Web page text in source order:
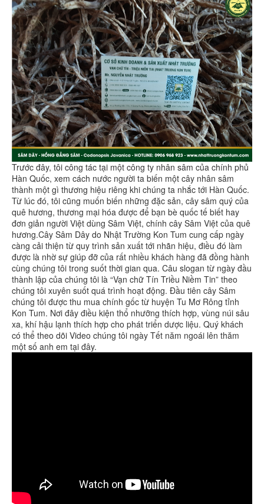
Trước đây, tôi công tác tại một công ty nhân sâm của chính phủ
Hàn Quốc, xem cách nước người ta biến một cây nhân sâm
thành một gì thương hiệu riêng khi chúng ta nhắc tới Hàn Quốc.
Từ lúc đó, tôi cũng muốn biến những đặc sản, cây sâm quý của
quê hương, thương mại hóa được để bạn bè quốc tế biết hay
đơn giản người Việt dùng Sâm Việt, chính cây Sâm Việt của quê
hương.Cây Sâm Dây do Nhật Trường Kon Tum cung cấp ngày
càng cải thiện từ quy trình sản xuất tới nhãn hiệu, điều đó làm
được là nhờ sự giúp đỡ của rất nhiều khách hàng đã đồng hành
cùng chúng tôi trong suốt thời gian qua. Câu slogan từ ngày đầu
thành lập của chúng tôi là “Vạn chữ Tín Triều Niềm Tin” theo
chúng tôi xuyên suốt quá trình hoạt động. Đầu tiên cây Sâm
chúng tôi được thu mua chính gốc từ huyện Tu Mơ Rông tỉnh
Kon Tum. Nơi đây điều kiện thổ nhưỡng thích hợp, vùng núi sâu
xa, khí hậu lạnh thích hợp cho phát triển dược liệu. Quý khách
có thể theo dõi Video chúng tôi ngày Tết năm ngoái lên thăm
một số anh em tại đây.